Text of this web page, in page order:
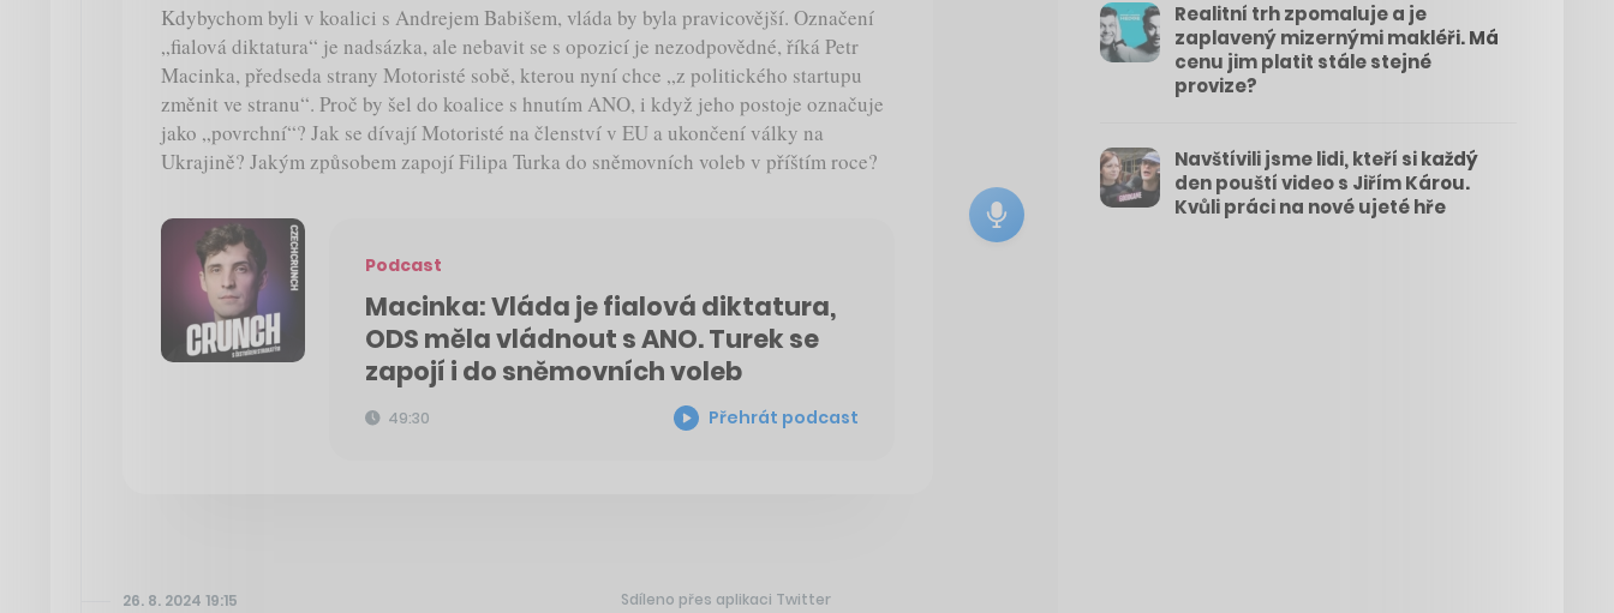
Kdybychom byli v koalici s Andrejem Babišem, vláda by byla pravicovější. Označení
„fialová diktatura“ je nadsázka, ale nebavit se s opozicí je nezodpovědné, říká Petr
Macinka, předseda strany Motoristé sobě, kterou nyní chce „z politického startupu
změnit ve stranu“. Proč by šel do koalice s hnutím ANO, i když jeho postoje označuje
jako „povrchní“? Jak se dívají Motoristé na členství v EU a ukončení války na
Ukrajině? Jakým způsobem zapojí Filipa Turka do sněmovních voleb v příštím roce?
Podcast
Macinka: Vláda je fialová diktatura,
ODS měla vládnout s ANO. Turek se
zapojí i do sněmovních voleb
49:30 Přehrát podcast
26. 8. 2024 19:15 Sdíleno přes aplikaci Twitter
Realitní trh zpomaluje a je
zaplavený mizernými makléři. Má
cenu jim platit stále stejné
provize?
Navštívili jsme lidi, kteří si každý
den pouští video s Jiřím Károu.
Kvůli práci na nové ujeté hře